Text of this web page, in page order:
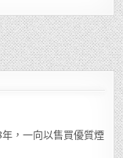
，一向以售買優質煙